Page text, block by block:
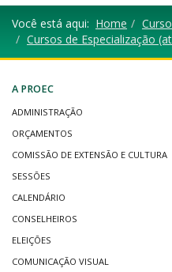
Você está aqui: Home
Cursos de Especialização
A PROEC
ADMINISTRAÇÃO
ORÇAMENTOS
COMISSÃO DE EXTENSÃO E CULTURA
SESSÕES
CALENDÁRIO
CONSELHEIROS
ELEIÇÕES
COMUNICAÇÃO VISUAL